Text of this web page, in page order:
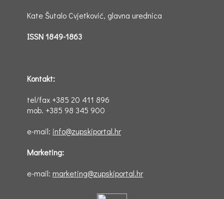
Kate Šutalo Cvjetković, glavna urednica
ISSN 1849-1863
Kontakt:
tel/fax +385 20 411 896
mob. +385 98 345 900
e-mail: info@zupskiportal.hr
Marketing:
e-mail: marketing@zupskiportal.hr